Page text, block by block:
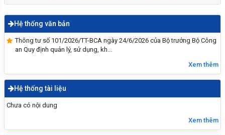
Hệ thống văn bản
Thông tư số 101/2026/TT-BCA ngày 24/6/2026 của Bộ trưởng Bộ Công
an Quy định quản lý, sử dụng, kh...
Xem thêm
Hệ thống tài liệu
Chưa có nội dung
Xem thêm
Đại hội đảng bộ UBND xã Vĩnh Hưng lần thứ I,
nhiệm kỳ 2025 - 2030